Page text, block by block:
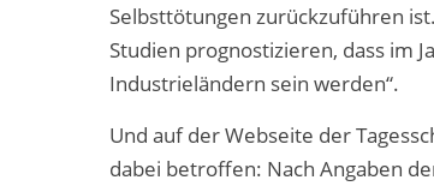
Selbsttötungen zurückzuführen
Studien prognostizieren, dass im
Industrieländern sein werden“.
Und auf der Webseite der
dabei betroffen: Nach Angaben